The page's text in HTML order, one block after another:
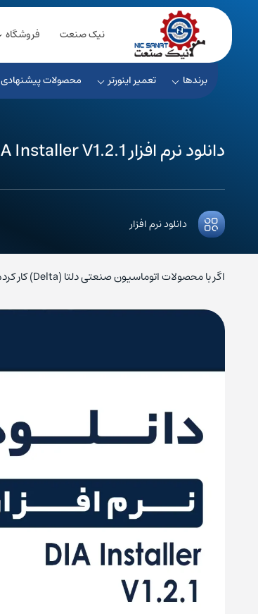
نیک صنعت فروشگاه
برندها تعمیر اینورتر محصولات پیشنهادی
دانلود نرم ‌افزار DIA Installer V1.2.1 ابزار مدیریت نرم ‌افزارهای دلتا
دانلود نرم افزار
اگر با محصولات اتوماسیون صنعتی دلتا (Delta) کار کرده‌اید، حتماً با چالش نصب و بروزرسانی نرم‌ افزارهای مختلف آن مثل […]